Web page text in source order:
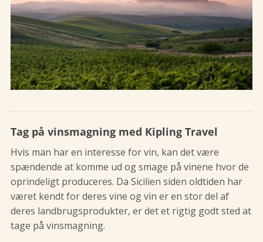
Tag på vinsmagning med Kipling Travel
Hvis man har en interesse for vin, kan det være
spændende at komme ud og smage på vinene hvor de
oprindeligt produceres. Da Sicilien siden oldtiden har
været kendt for deres vine og vin er en stor del af
deres landbrugsprodukter, er det et rigtig godt sted at
tage på vinsmagning.